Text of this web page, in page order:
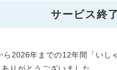
サービス終
ら2026年までの12年間「いし
りがとうございました。